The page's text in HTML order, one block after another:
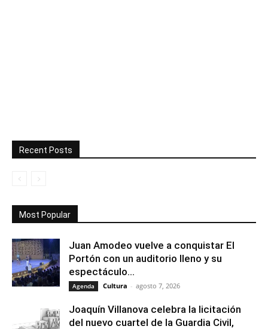
Recent Posts
Most Popular
Juan Amodeo vuelve a conquistar El
Portón con un auditorio lleno y su
espectáculo...
Agenda Cultura - agosto 7, 2026
Joaquín Villanova celebra la licitación
del nuevo cuartel de la Guardia Civil,